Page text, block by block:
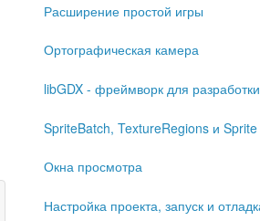
Расширение простой игры
Ортографическая камера
libGDX - фреймворк для
SpriteBatch, TextureRegions и Sprite
Окна просмотра
Настройка проекта, запуск и